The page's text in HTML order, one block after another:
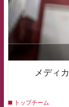
メディ
トップチーム